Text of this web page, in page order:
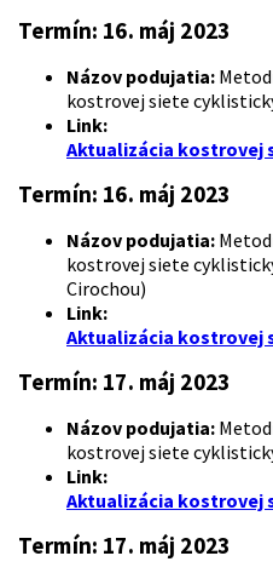
Termín: 16. máj 2023
Názov podujatia:
kostrovej siete
Link:
Aktualizácia kostrovej
Termín: 16. máj 2023
Názov podujatia:
kostrovej siete
Cirochou)
Link:
Aktualizácia kostrovej
Termín: 17. máj 2023
Názov podujatia:
kostrovej siete
Link:
Aktualizácia kostrovej
Termín: 17. máj 2023